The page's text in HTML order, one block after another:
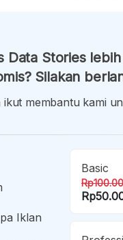
Data Stories
Silakan
membantu kami
Iklan
Basic